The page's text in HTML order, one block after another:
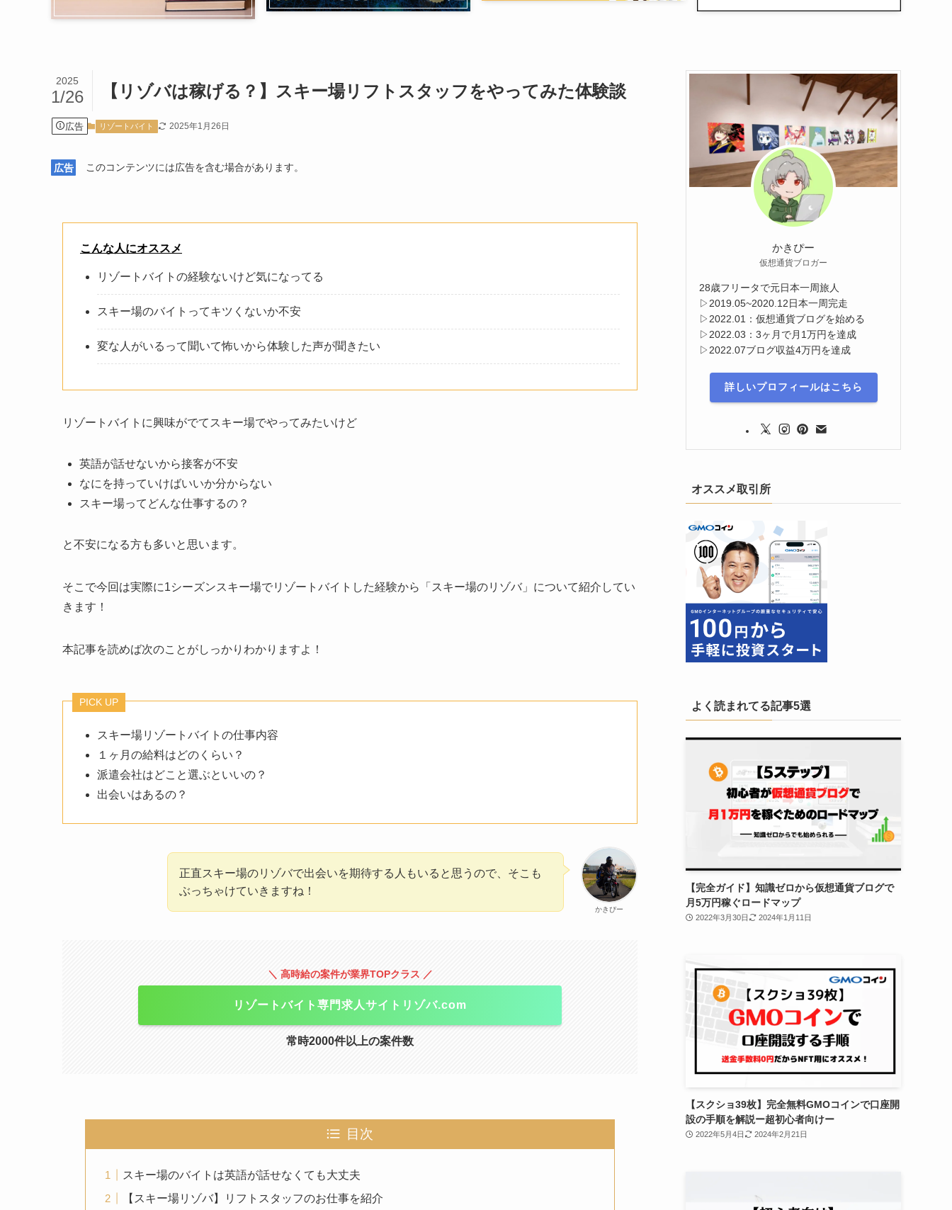
【リゾバは稼げる？】スキー場リフトスタッフをやってみた体験談
2025
1/26
広告 リゾートバイト 2025年1月26日
広告 このコンテンツには広告を含む場合があります。
こんな人にオススメ
リゾートバイトの経験ないけど気になってる
スキー場のバイトってキツくないか不安
変な人がいるって聞いて怖いから体験した声が聞きたい
リゾートバイトに興味がでてスキー場でやってみたいけど
英語が話せないから接客が不安
なにを持っていけばいいか分からない
スキー場ってどんな仕事するの？
と不安になる方も多いと思います。
そこで今回は実際に1シーズンスキー場でリゾートバイトした経験から「スキー場のリゾバ」について紹介してい
きます！
本記事を読めば次のことがしっかりわかりますよ！
PICK UP
スキー場リゾートバイトの仕事内容
１ヶ月の給料はどのくらい？
派遣会社はどこと選ぶといいの？
出会いはあるの？
かきぴー
正直スキー場のリゾバで出会いを期待する人もいると思うので、そこも
ぶっちゃけていきますね！
＼ 高時給の案件が業界TOPクラス ／
リゾートバイト専門求人サイトリゾバ.com
常時2000件以上の案件数
目次
スキー場のバイトは英語が話せなくても大丈夫
【スキー場リゾバ】リフトスタッフのお仕事を紹介
かきぴー
仮想通貨ブロガー
28歳フリータで元日本一周旅人
▷2019.05~2020.12日本一周完走
▷2022.01：仮想通貨ブログを始める
▷2022.03：3ヶ月で月1万円を達成
▷2022.07ブログ収益4万円を達成
詳しいプロフィールはこちら
オススメ取引所
よく読まれてる記事5選
【完全ガイド】知識ゼロから仮想通貨ブログで
月5万円稼ぐロードマップ
2022年3月30日 2024年1月11日
【スクショ39枚】完全無料GMOコインで口座開
設の手順を解説ー超初心者向けー
2022年5月4日 2024年2月21日